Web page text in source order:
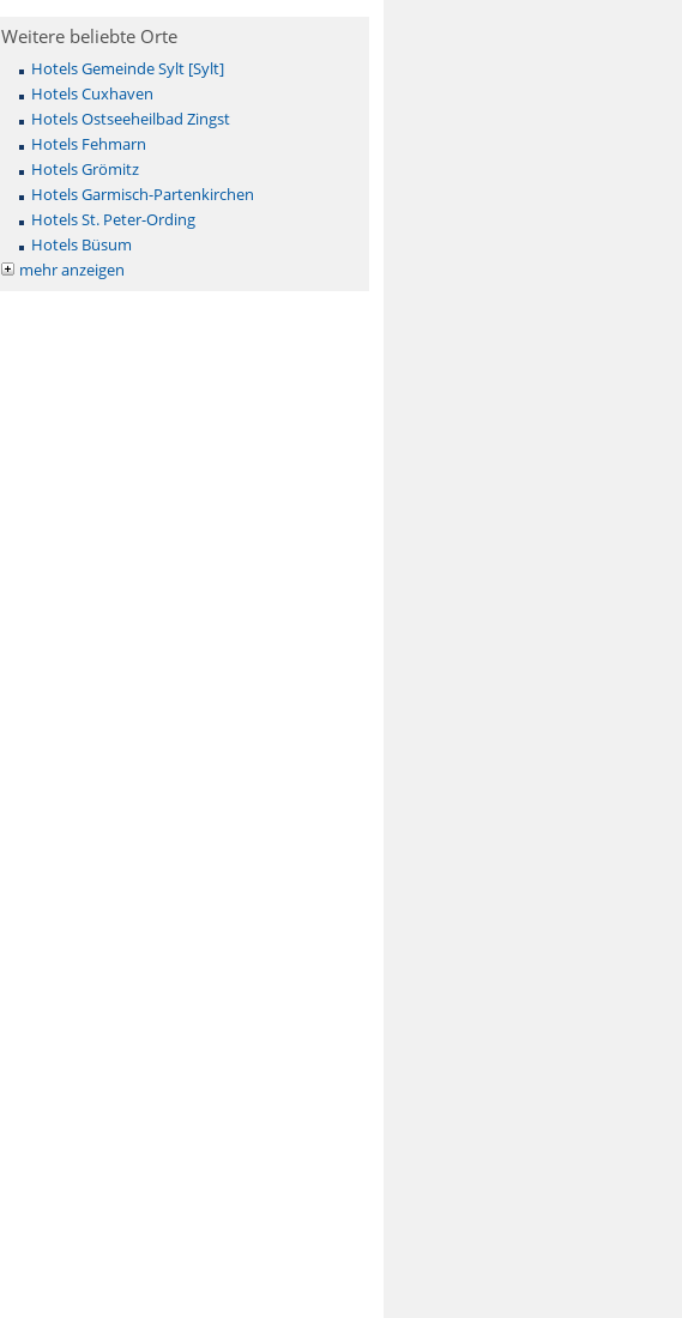
Weitere beliebte Orte
Hotels Gemeinde Sylt [Sylt]
Hotels Cuxhaven
Hotels Ostseeheilbad Zingst
Hotels Fehmarn
Hotels Grömitz
Hotels Garmisch-Partenkirchen
Hotels St. Peter-Ording
Hotels Büsum
mehr anzeigen